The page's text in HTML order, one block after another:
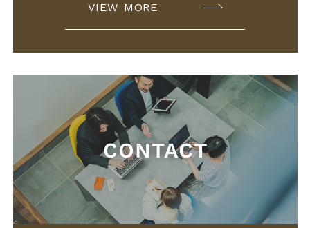
VIEW MORE